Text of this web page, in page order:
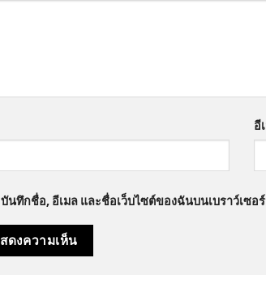
อี
บันทึกชื่อ, อีเมล และชื่อเว็บไซต์ของฉันบนเบราว์เซอ